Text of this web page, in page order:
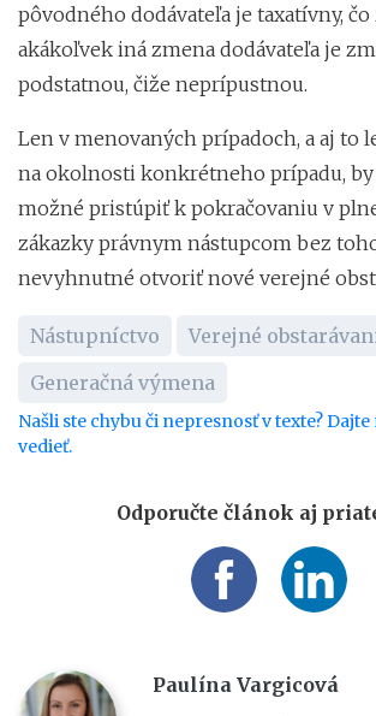
pôvodného dodávateľa je taxatívny, čo
akákoľvek iná zmena dodávateľa je
podstatnou, čiže neprípustnou.
Len v menovaných prípadoch, a aj to
na okolnosti konkrétneho prípadu,
možné pristúpiť k pokračovaniu v
zákazky právnym nástupcom bez
nevyhnutné otvoriť nové verejné
Nástupníctvo
Verejné
Generačná výmena
Našli ste chybu či nepresnosť v texte?
vedieť.
Odporučte článok aj
Paulína Vargicová